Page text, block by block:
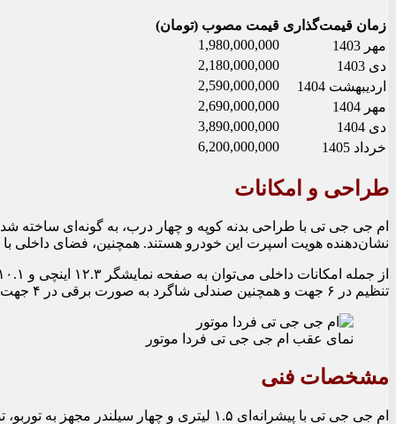
زمان قیمت‌گذاری قیمت مصوب (تومان)
مهر 1403
1,980,000,000
دی 1403
2,180,000,000
اردیبهشت 1404
2,590,000,000
مهر 1404
2,690,000,000
دی 1404
3,890,000,000
خرداد 1405
6,200,000,000
طراحی و امکانات
نشان‌دهنده هویت اسپرت این خودرو هستند. همچنین، فضای داخلی
تنظیم در ۶ جهت و همچنین صندلی شاگرد به صورت برقی در ۴ جهت و سنسور و دوربین ۳۶۰ درجه، برای راحتی در پارک‌کردن و کنترل نقاط کور اشاره کرد.
نمای عقب ام جی جی تی فردا موتور
مشخصات فنی